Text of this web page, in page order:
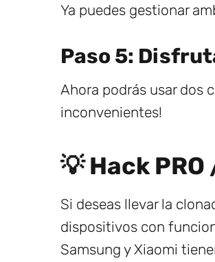
Ya puedes gestionar
Paso 5:
Ahora podrás usar dos
inconvenientes!
💡 Hack
Si deseas llevar la
dispositivos con
Samsung y Xiaomi